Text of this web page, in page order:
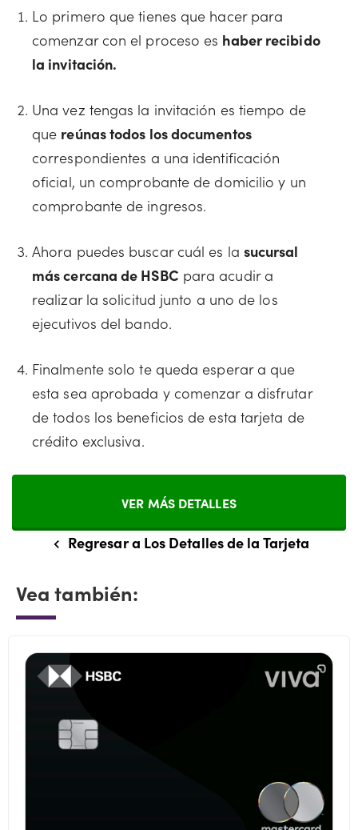
Lo primero que tienes que hacer para
comenzar con el proceso es haber recibido
la invitación.
Una vez tengas la invitación es tiempo de
que reúnas todos los documentos
correspondientes a una identificación
oficial, un comprobante de domicilio y un
comprobante de ingresos.
Ahora puedes buscar cuál es la sucursal
más cercana de HSBC para acudir a
realizar la solicitud junto a uno de los
ejecutivos del bando.
Finalmente solo te queda esperar a que
esta sea aprobada y comenzar a disfrutar
de todos los beneficios de esta tarjeta de
crédito exclusiva.
VER MÁS DETALLES
Regresar a Los Detalles de la Tarjeta
Vea también: